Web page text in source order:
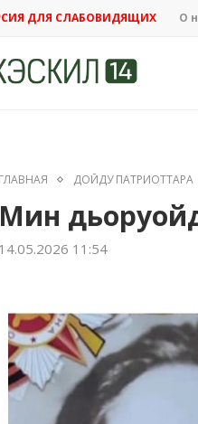
ДЛЯ СЛАБОВИДЯЩИХ О
ГЛАВНАЯ ДОЙДУ ПАТРИОТТАРА
Мин
14.05.2026 11:54